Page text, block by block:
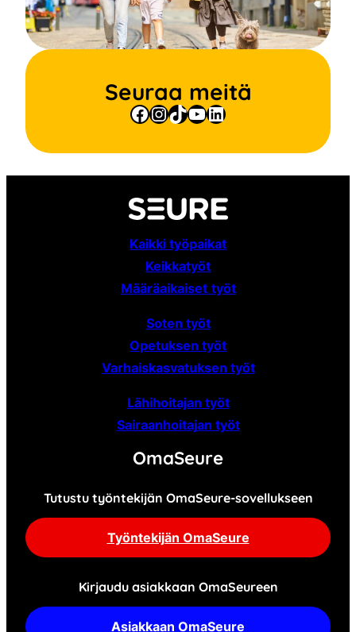
Seuraa meitä
Facebook
Instagram
TikTok
YouTube
LinkedIn
Kaikki työpaikat
Keikkatyöt
Määräaikaiset työt
Soten työt
Opetuksen työt
Varhaiskasvatuksen työt
Lähihoitajan työt
Sairaanhoitajan työt
OmaSeure
Tutustu työntekijän OmaSeure-sovellukseen
Työntekijän OmaSeure
Kirjaudu asiakkaan OmaSeureen
Asiakkaan OmaSeure